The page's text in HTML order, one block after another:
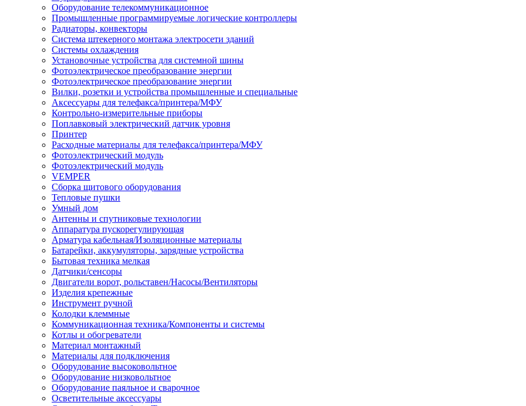
Оборудование телекоммуникационное
Промышленные программируемые логические контроллеры
Радиаторы, конвекторы
Система штекерного монтажа электросети зданий
Системы охлаждения
Установочные устройства для системной шины
Фотоэлектрическое преобразование энергии
Фотоэлектрическое преобразование энергии
Вилки, розетки и устройства промышленные и специальные
Аксессуары для телефакса/принтера/МФУ
Контрольно-измерительные приборы
Поплавковый электрический датчик уровня
Принтер
Расходные материалы для телефакса/принтера/МФУ
Фотоэлектрический модуль
Фотоэлектрический модуль
VEMPER
Сборка щитового оборудования
Тепловые пушки
Умный дом
Антенны и спутниковые технологии
Аппаратура пускорегулирующая
Арматура кабельная/Изоляционные материалы
Батарейки, аккумуляторы, зарядные устройства
Бытовая техника мелкая
Датчики/сенсоры
Двигатели ворот, рольставен/Насосы/Вентиляторы
Изделия крепежные
Инструмент ручной
Колодки клеммные
Коммуникационная техника/Компоненты и системы
Котлы и обогреватели
Материал монтажный
Материалы для подключения
Оборудование высоковольтное
Оборудование низковольтное
Оборудование паяльное и сварочное
Осветительные аксессуары